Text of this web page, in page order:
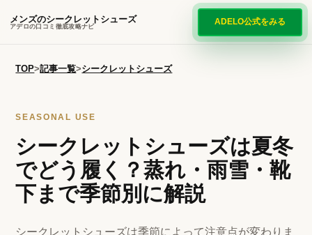
メンズのシークレットシューズ
アデロの口コミ徹底攻略ナビ ADELO公式をみる
TOP>記事一覧>シークレットシューズ
SEASONAL USE
シークレットシューズは夏冬
でどう履く？蒸れ・雨雪・靴
下まで季節別に解説
シークレットシューズは季節によって注意点が変わりま